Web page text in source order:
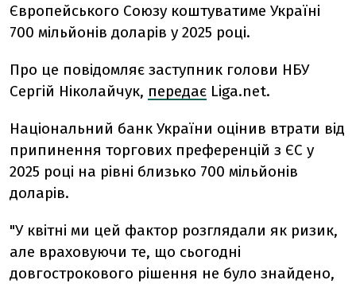
Європейського Союзу коштуватиме Україні
700 мільйонів доларів у 2025 році.
Про це повідомляє заступник голови НБУ
Сергій Ніколайчук, передає Liga.net.
Національний банк України оцінив втрати від
припинення торгових преференцій з ЄС у
2025 році на рівні близько 700 мільйонів
доларів.
"У квітні ми цей фактор розглядали як ризик,
але враховуючи те, що сьогодні
довгострокового рішення не було знайдено,